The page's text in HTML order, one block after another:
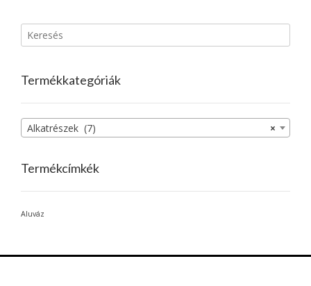
Termékkategóriák
×
Alkatrészek (7)
Termékcímkék
Aluváz